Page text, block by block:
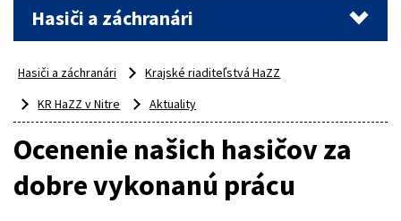
Hasiči a záchranári
Hasiči a záchranári
Krajské riaditeľstvá HaZZ
KR HaZZ v Nitre
Aktuality
Ocenenie našich hasičov za
dobre vykonanú prácu